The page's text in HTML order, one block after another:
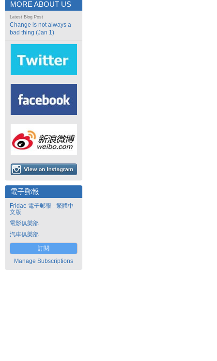
MORE ABOUT US
Latest Blog Post
Change is not always a
bad thing (Jan 1)
電子郵報
Fridae 電子郵報 - 繁體中
文版
電影俱樂部
汽車俱樂部
訂閱
Manage Subscriptions